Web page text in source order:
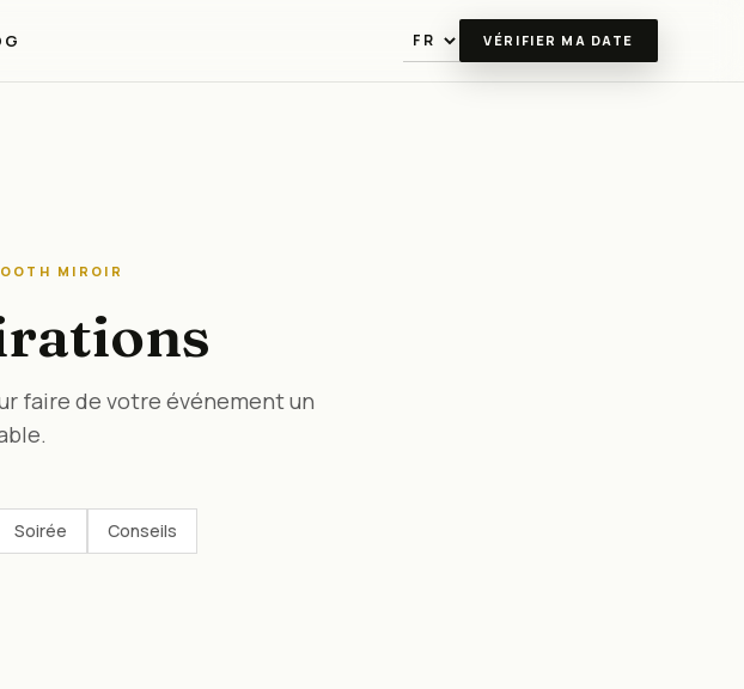
Langue VÉRIFIER MA DATE
MIROIR
faire de votre événement un
Soirée Conseils